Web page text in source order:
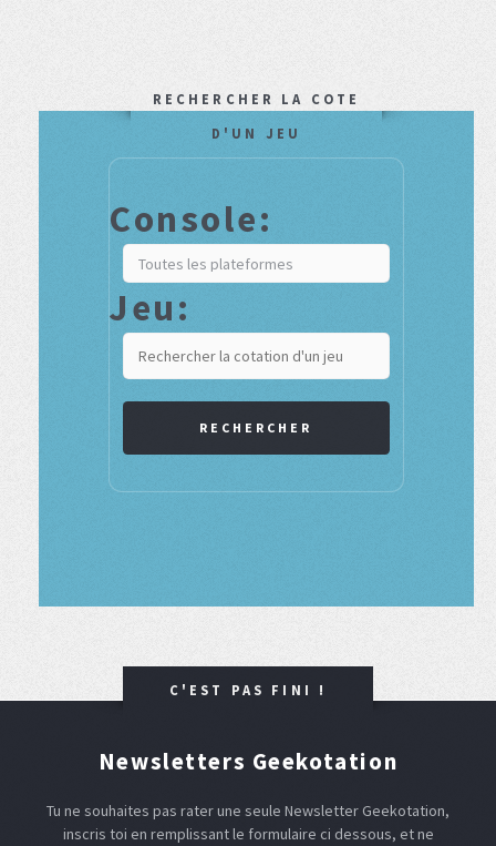
RECHERCHER LA COTE
D'UN JEU
Console:
Jeu:
RECHERCHER
C'EST PAS FINI !
Newsletters Geekotation
Tu ne souhaites pas rater une seule Newsletter Geekotation,
inscris toi en remplissant le formulaire ci dessous, et ne